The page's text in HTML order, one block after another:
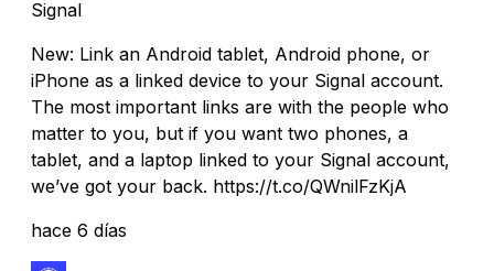
Signal
New: Link an Android tablet, Android phone, or
iPhone as a linked device to your Signal account.
The most important links are with the people who
matter to you, but if you want two phones, a
tablet, and a laptop linked to your Signal account,
we’ve got your back. https://t.co/QWnilFzKjA
hace 6 días